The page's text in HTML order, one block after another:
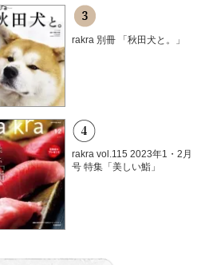
rakra 別冊 「秋田犬と。」
rakra vol.115 2023年1・2月
号 特集「美しい鮨」